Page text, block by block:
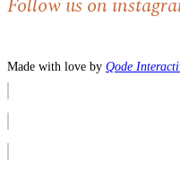
Follow us on
Made with love by Qode